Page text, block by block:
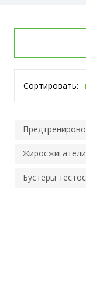
Сортировать:
Бустеры